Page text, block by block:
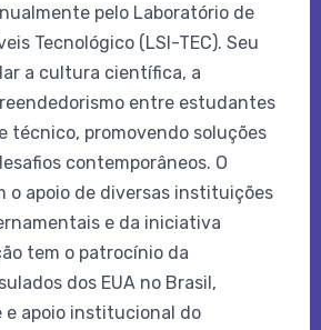
pelo Laboratório de
Tecnológico (LSI-TEC). Seu
a cultura científica, a
entre estudantes
técnico, promovendo soluções
contemporâneos. O
o apoio de diversas instituições
e da iniciativa
tem o patrocínio da
dos EUA no Brasil,
e apoio institucional do